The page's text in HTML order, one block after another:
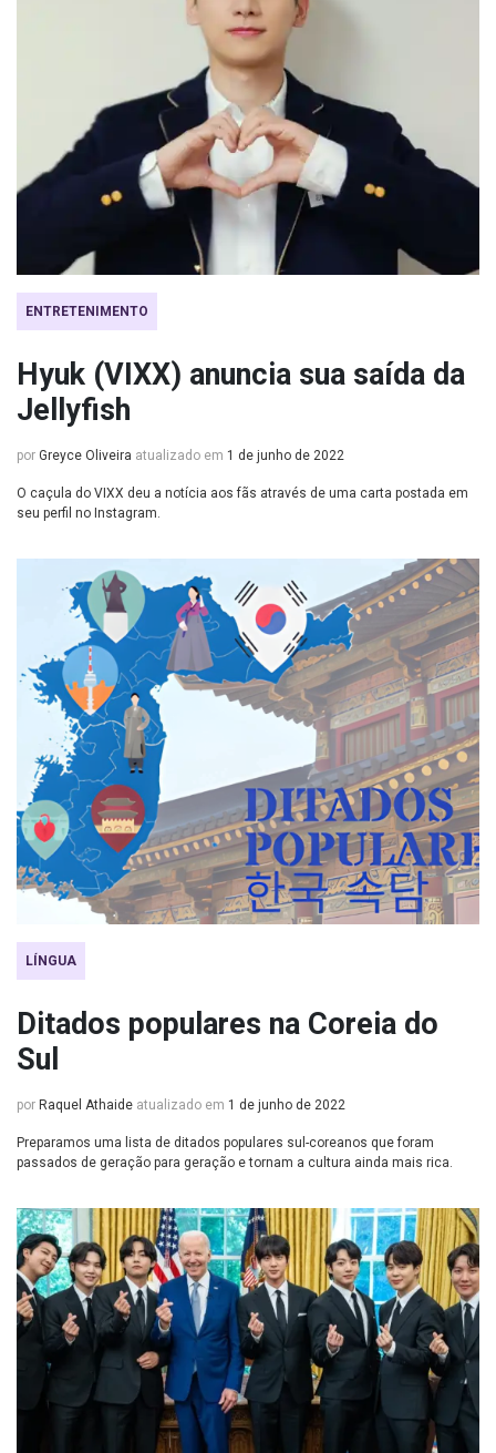
ENTRETENIMENTO
Hyuk (VIXX) anuncia sua saída da
Jellyfish
por Greyce Oliveira atualizado em 1 de junho de 2022
O caçula do VIXX deu a notícia aos fãs através de uma carta postada em
seu perfil no Instagram.
LÍNGUA
Ditados populares na Coreia do
Sul
por Raquel Athaide atualizado em 1 de junho de 2022
Preparamos uma lista de ditados populares sul-coreanos que foram
passados de geração para geração e tornam a cultura ainda mais rica.